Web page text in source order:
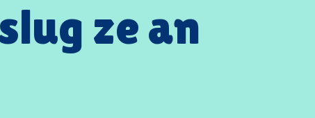
ze an